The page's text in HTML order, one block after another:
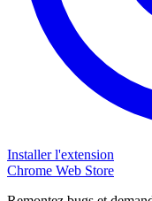
Installer l'extension
Chrome Web Store